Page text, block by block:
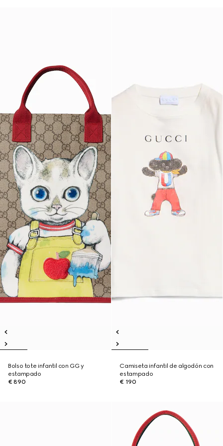
Bolso tote infantil con GG y
estampado
€ 890
Camiseta infantil de algodón con
estampado
€ 190